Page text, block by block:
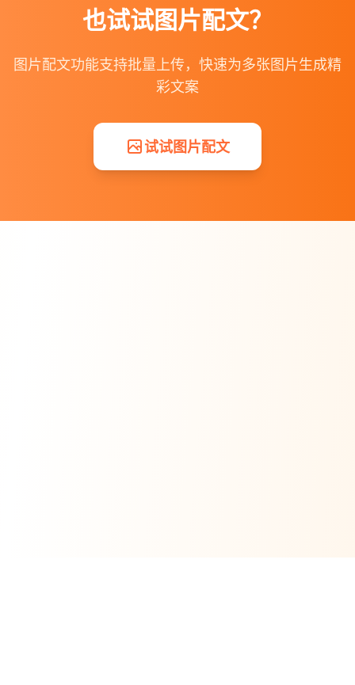
也试试图片配文？
图片配文功能支持批量上传，快速为多张图片生成精
彩文案
试试图片配文